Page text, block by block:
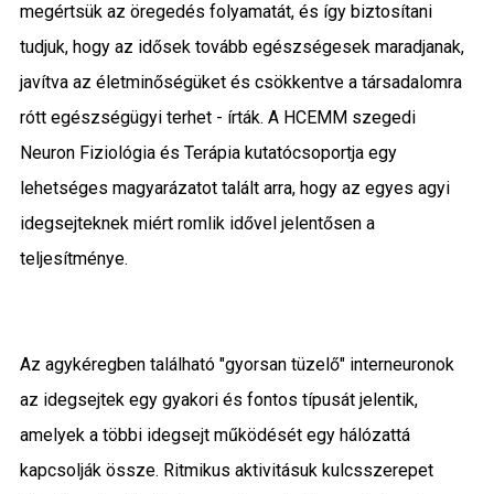
megértsük az öregedés folyamatát, és így biztosítani
tudjuk, hogy az idősek tovább egészségesek maradjanak,
javítva az életminőségüket és csökkentve a társadalomra
rótt egészségügyi terhet - írták. A HCEMM szegedi
Neuron Fiziológia és Terápia kutatócsoportja egy
lehetséges magyarázatot talált arra, hogy az egyes agyi
idegsejteknek miért romlik idővel jelentősen a
teljesítménye.
Az agykéregben található "gyorsan tüzelő" interneuronok
az idegsejtek egy gyakori és fontos típusát jelentik,
amelyek a többi idegsejt működését egy hálózattá
kapcsolják össze. Ritmikus aktivitásuk kulcsszerepet